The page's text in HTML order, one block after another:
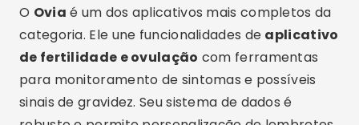
app que vai além do básico, oferecendo
também gráficos comparativos e dicas valiosas
sobre saúde feminina.
Premom: Ovulação e